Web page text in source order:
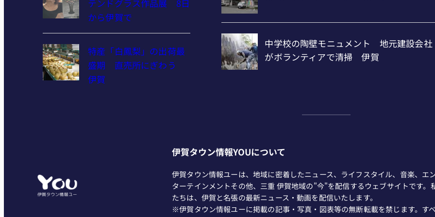
テンドグラス作品展 8日
から伊賀で
特産「白鳳梨」の出荷最
盛期 直売所にぎわう
伊賀
伊賀タウン情報YOUについて
伊賀タウン情報ユーは、地域に密着したニュース、ライフスタイル、音楽、エ
ターテインメントその他、三重 伊賀地域の"今"を配信するウェブサイトです。
たちは、伊賀と名張の最新ニュース・動画を配信いたします。
※伊賀タウン情報ユーに掲載の記事・写真・図表等の無断転載を禁じます。すべ